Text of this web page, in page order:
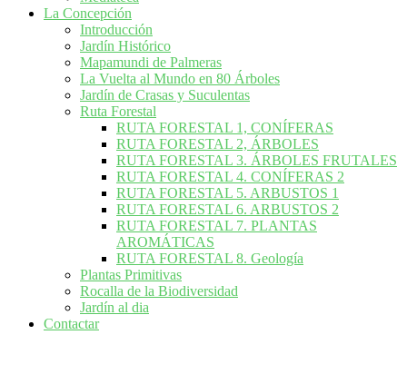
La Concepción
Introducción
Jardín Histórico
Mapamundi de Palmeras
La Vuelta al Mundo en 80 Árboles
Jardín de Crasas y Suculentas
Ruta Forestal
RUTA FORESTAL 1, CONÍFERAS
RUTA FORESTAL 2, ÁRBOLES
RUTA FORESTAL 3. ÁRBOLES FRUTALES
RUTA FORESTAL 4. CONÍFERAS 2
RUTA FORESTAL 5. ARBUSTOS 1
RUTA FORESTAL 6. ARBUSTOS 2
RUTA FORESTAL 7. PLANTAS
AROMÁTICAS
RUTA FORESTAL 8. Geología
Plantas Primitivas
Rocalla de la Biodiversidad
Jardín al dia
Contactar